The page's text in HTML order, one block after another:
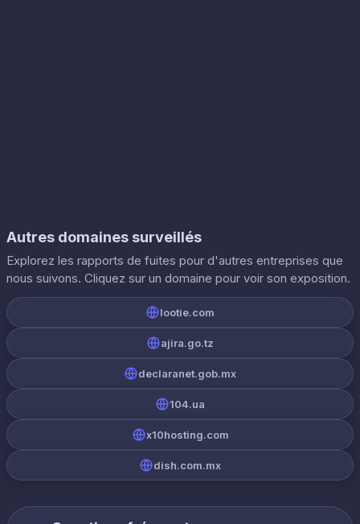
Autres domaines surveillés
Explorez les rapports de fuites pour d'autres entreprises que
nous suivons. Cliquez sur un domaine pour voir son exposition.
lootie.com
ajira.go.tz
declaranet.gob.mx
104.ua
x10hosting.com
dish.com.mx